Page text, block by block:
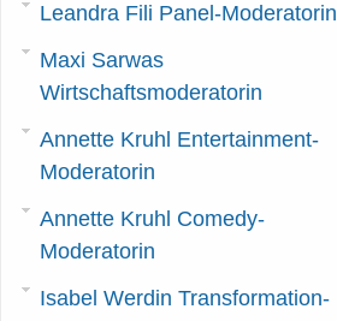
Leandra Fili Panel-Moderatorin
Maxi Sarwas
Wirtschaftsmoderatorin
Annette Kruhl Entertainment-
Moderatorin
Annette Kruhl Comedy-
Moderatorin
Isabel Werdin Transformation-